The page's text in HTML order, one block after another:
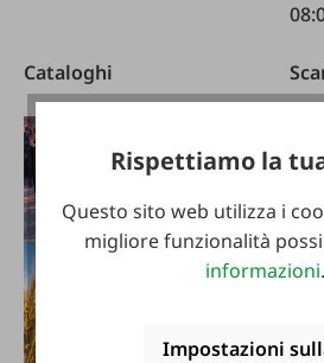
Cataloghi
Rispettiamo la
Questo sito web utilizza i
migliore funzionalità
informazioni.
Impostazioni